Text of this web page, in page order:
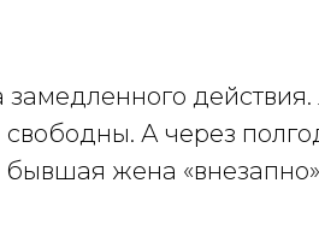
свободны. А через
жена